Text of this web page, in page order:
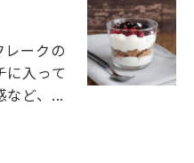
レークの
に入って
など、...